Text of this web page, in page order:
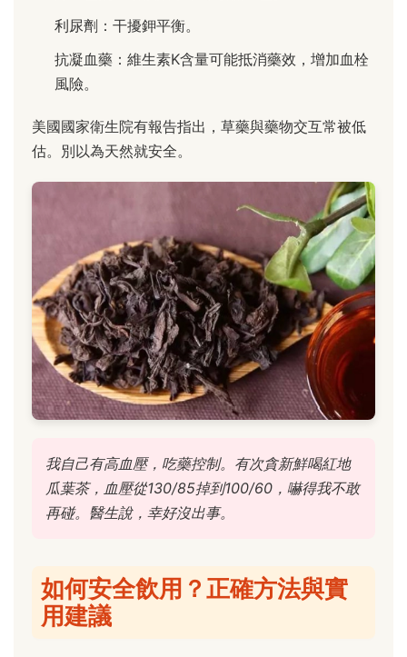
利尿劑：干擾鉀平衡。
抗凝血藥：維生素K含量可能抵消藥效，增加血栓
風險。
美國國家衛生院有報告指出，草藥與藥物交互常被低
估。別以為天然就安全。
我自己有高血壓，吃藥控制。有次貪新鮮喝紅地
瓜葉茶，血壓從130/85掉到100/60，嚇得我不敢
再碰。醫生說，幸好沒出事。
如何安全飲用？正確方法與實
用建議